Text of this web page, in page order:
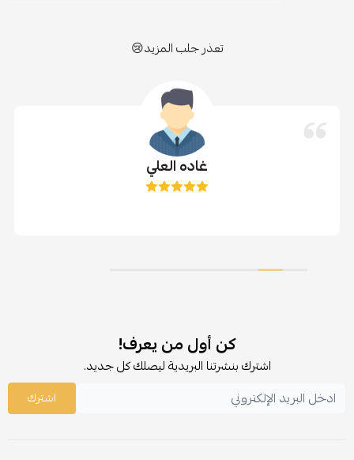
تعذر جلب المزيد😢
غاده العلي
كن أول من يعرف!
اشترك بنشرتنا البريدية ليصلك كل جديد.
اشترك